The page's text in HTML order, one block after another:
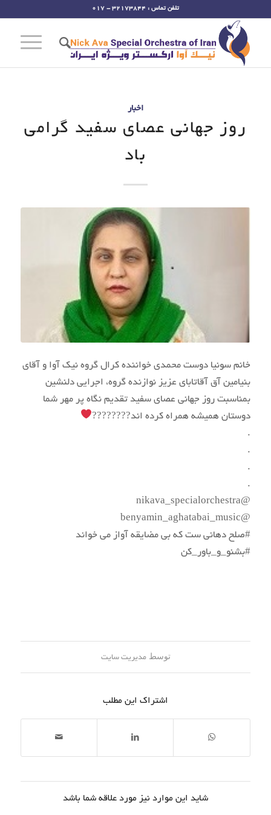
تلفن تماس : 32173844 - 017
اخبار
روز جهانی عصای سفید گرامی
باد
خانم سونیا دوست محمدی خواننده کرال گروه نیک آوا و آقای
بنیامین آق آقاتابای عزیز نوازنده گروه، اجرایی دلنشین
بمناسبت روز جهانی عصای سفید تقدیم نگاه پر مهر شما
دوستان همیشه همراه کرده اند????????
.
.
.
.
@nikava_specialorchestra
@benyamin_aghatabai_music
#صلح دهانی ست که بی مضایقه آواز می خواند
#بشنو_و_باور_کن
توسطمدیریت سایت
اشتراک این مطلب
شاید این موارد نیز مورد علاقه شما باشد